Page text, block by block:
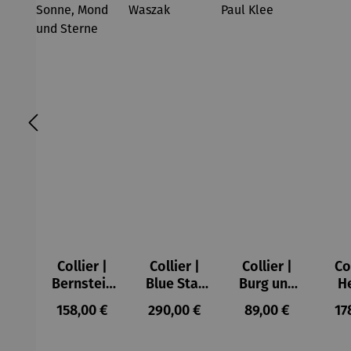
Collier |
Bernstein
– Sonne,
Mond und
Regulärer Preis:
158,00 €
Collier |
Blue Star
– Petra
Waszak
Regulärer Preis:
290,00 €
Collier |
Burg und
Sonne –
Paul Klee
Regulärer Preis:
89,00 €